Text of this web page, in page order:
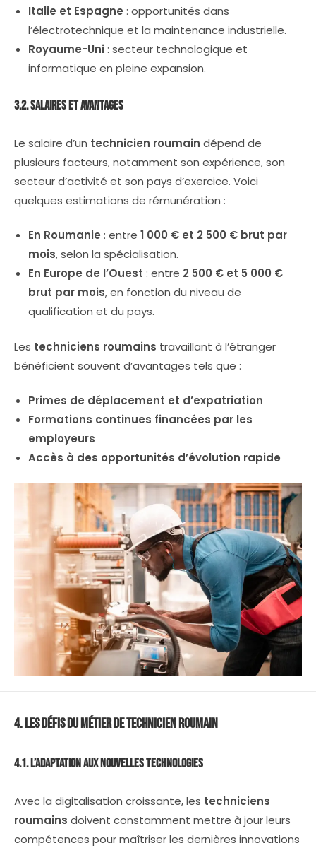
Italie et Espagne : opportunités dans
l’électrotechnique et la maintenance industrielle.
Royaume-Uni: secteur technologique et
informatique en pleine expansion.
3.2. Salaires et Avantages
Le salaire d’un technicien roumain dépend de
plusieurs facteurs, notamment son expérience, son
secteur d’activité et son pays d’exercice. Voici
quelques estimations de rémunération :
En Roumanie : entre 1 000 € et 2 500 € brut par
mois, selon la spécialisation.
En Europe de l’Ouest : entre 2 500 € et 5 000 €
brut par mois, en fonction du niveau de
qualification et du pays.
Les techniciens roumains travaillant à l’étranger
bénéficient souvent d’avantages tels que :
Primes de déplacement et d’expatriation
Formations continues financées par les
employeurs
Accès à des opportunités d’évolution rapide
4. Les Défis du Métier de Technicien Roumain
4.1. L’Adaptation aux Nouvelles Technologies
Avec la digitalisation croissante, les techniciens
roumains doivent constamment mettre à jour leurs
compétences pour maîtriser les dernières innovations